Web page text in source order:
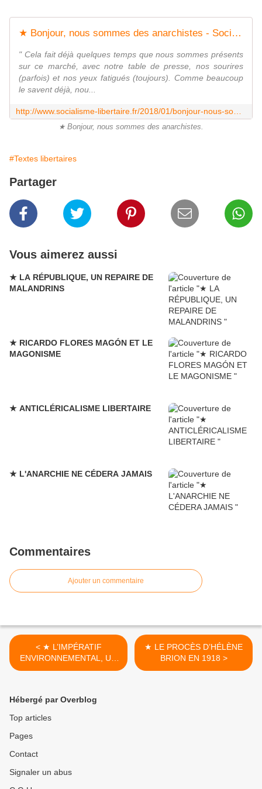
★ Bonjour, nous sommes des anarchistes - Socialisme libertaire
" Cela fait déjà quelques temps que nous sommes présents
sur ce marché, avec notre table de presse, nos sourires
(parfois) et nos yeux fatigués (toujours). Comme beaucoup
le savent déjà, nou...
★ Bonjour, nous sommes des anarchistes.
#Textes libertaires
Partager
Vous aimerez aussi
★ LA RÉPUBLIQUE, UN REPAIRE DE
MALANDRINS
★ RICARDO FLORES MAGÓN ET LE
MAGONISME
★ ANTICLÉRICALISME LIBERTAIRE
★ L'ANARCHIE NE CÉDERA JAMAIS
Commentaires
Ajouter un commentaire
< ★ L’IMPÉRATIF
ENVIRONNEMENTAL, UN
IMPÉRATIF
★ LE PROCÈS D’HÉLÈNE
BRION EN 1918 >
Hébergé par Overblog
Top articles
Pages
Contact
Signaler un abus